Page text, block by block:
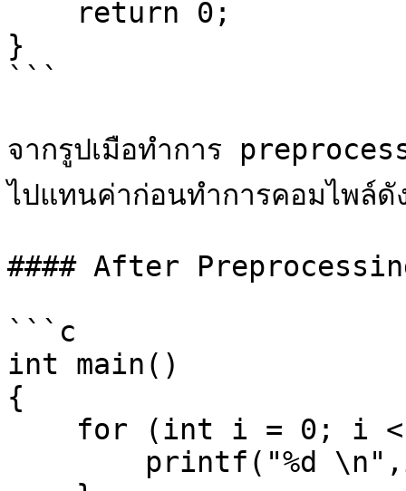
}
```
จากรูปเมือทำการ
ไปแทนค่าก่อนทำการคอมไพล์ดั
#### After
```c
int main()
{